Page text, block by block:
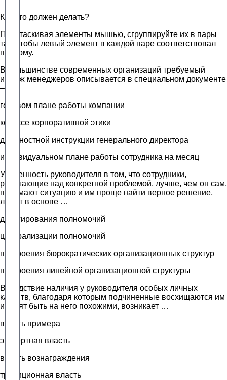
Кто это должен делать?
Перетаскивая элементы мышью, сгруппируйте их в пары
так, чтобы левый элемент в каждой паре соответствовал
правому.
В большинстве современных организаций требуемый
имидж менеджеров описывается в специальном документе
– …
годовом плане работы компании
кодексе корпоративной этики
должностной инструкции генерального директора
индивидуальном плане работы сотрудника на месяц
Уверенность руководителя в том, что сотрудники,
работающие над конкретной проблемой, лучше, чем он сам,
понимают ситуацию и им проще найти верное решение,
лежит в основе …
делегирования полномочий
централизации полномочий
построения бюрократических организационных структур
построения линейной организационной структуры
Вследствие наличия у руководителя особых личных
качеств, благодаря которым подчиненные восхищаются им
и хотят быть на него похожими, возникает …
власть примера
экспертная власть
власть вознаграждения
традиционная власть